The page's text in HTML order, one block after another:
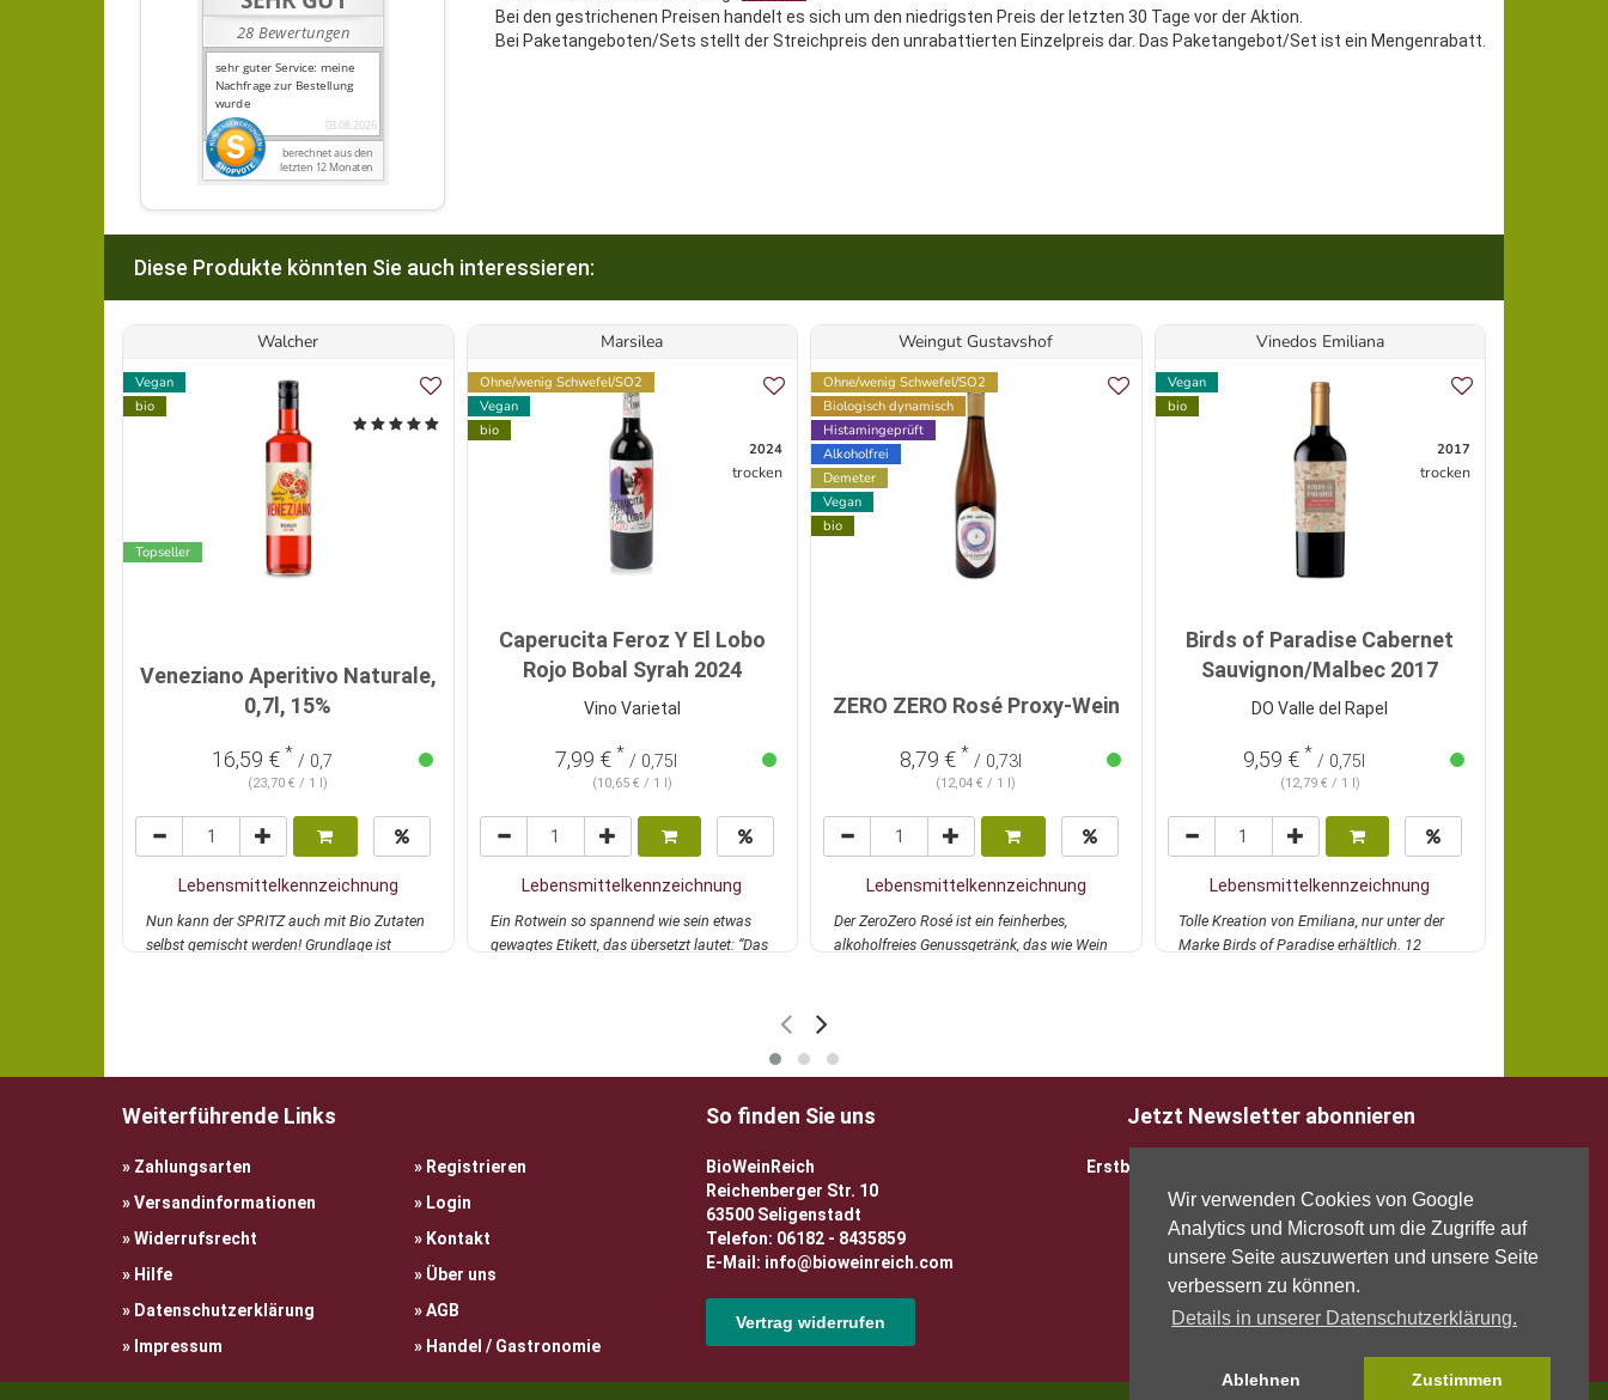
Wir verwenden Cookies von Google
Analytics und Microsoft um die Zugriffe auf
unsere Seite auszuwerten und unsere Seite
verbessern zu können.
Details in unserer Datenschutzerklärung.
Ablehnen Zustimmen
Bei den gestrichenen Preisen handelt es sich um den niedrigsten Preis der letzten 30 Tage vor der Aktion.
Bei Paketangeboten/Sets stellt der Streichpreis den unrabattierten Einzelpreis dar. Das Paketangebot/Set ist ein Mengenrabatt.
Diese Produkte könnten Sie auch interessieren:
Walcher
Vegan
bio
Topseller
Veneziano Aperitivo Naturale,
0,7l, 15%
16,59 € * / 0,7
(23,70 € / 1 l)
Lebensmittelkennzeichnung
Nun kann der SPRITZ auch mit Bio Zutaten
selbst gemischt werden! Grundlage ist
Marsilea
Ohne/wenig Schwefel/SO2
Vegan
bio
2024
trocken
Caperucita Feroz Y El Lobo
Rojo Bobal Syrah 2024
Vino Varietal
7,99 € * / 0,75l
(10,65 € / 1 l)
Lebensmittelkennzeichnung
Ein Rotwein so spannend wie sein etwas
gewagtes Etikett, das übersetzt lautet: “Das
Weingut Gustavshof
Ohne/wenig Schwefel/SO2
Biologisch dynamisch
Histamingeprüft
Alkoholfrei
Demeter
Vegan
bio
ZERO ZERO Rosé Proxy-Wein
8,79 € * / 0,73l
(12,04 € / 1 l)
Lebensmittelkennzeichnung
Der ZeroZero Rosé ist ein feinherbes,
alkoholfreies Genussgetränk, das wie Wein
Vinedos Emiliana
Vegan
bio
2017
trocken
Birds of Paradise Cabernet
Sauvignon/Malbec 2017
DO Valle del Rapel
9,59 € * / 0,75l
(12,79 € / 1 l)
Lebensmittelkennzeichnung
Tolle Kreation von Emiliana, nur unter der
Marke Birds of Paradise erhältlich. 12
Weiterführende Links
Zahlungsarten
Versandinformationen
Widerrufsrecht
Hilfe
Datenschutzerklärung
Impressum
Registrieren
Login
Kontakt
Über uns
AGB
Handel / Gastronomie
So finden Sie uns
BioWeinReich
Reichenberger Str. 10
63500 Seligenstadt
Telefon: 06182 - 8435859
E-Mail: info@bioweinreich.com
Vertrag widerrufen
Jetzt Newsletter abonnieren
Erstbesteller sparen 5 EUR mit Gutscheincode